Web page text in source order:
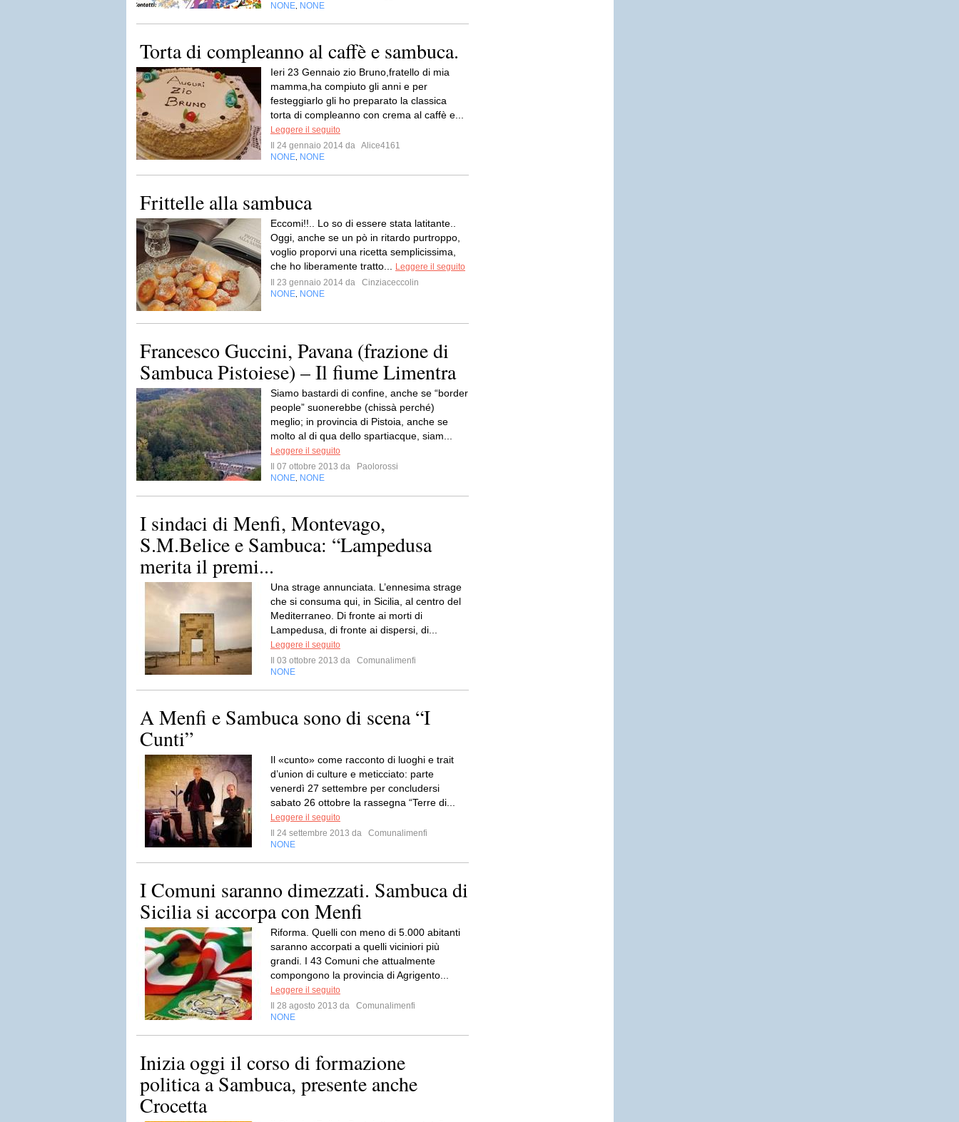
NONE NONE
Torta di compleanno al caffè e sambuca.
Ieri 23 Gennaio zio Bruno,fratello di mia
mamma,ha compiuto gli anni e per
festeggiarlo gli ho preparato la classica
torta di compleanno con crema al caffè e...
Leggere il seguito
Il 24 gennaio 2014 da Alice4161
NONE NONE
Frittelle alla sambuca
Eccomi!!.. Lo so di essere stata latitante..
Oggi, anche se un pò in ritardo purtroppo,
voglio proporvi una ricetta semplicissima,
che ho liberamente tratto...
Leggere il seguito
Il 23 gennaio 2014 da
Cinziaceccolin
NONE NONE
Francesco Guccini, Pavana (frazione di
Sambuca Pistoiese) – Il fiume Limentra
Siamo bastardi di confine, anche se “border
people” suonerebbe (chissà perché)
meglio; in provincia di Pistoia, anche se
molto al di qua dello spartiacque, siam...
Leggere il seguito
Il 07 ottobre 2013 da
Paolorossi
NONE NONE
I sindaci di Menfi, Montevago,
S.M.Belice e Sambuca: “Lampedusa
merita il premi...
Una strage annunciata. L’ennesima strage
che si consuma qui, in Sicilia, al centro del
Mediterraneo. Di fronte ai morti di
Lampedusa, di fronte ai dispersi, di...
Leggere il seguito
Il 03 ottobre 2013 da
Comunalimenfi
NONE
A Menfi e Sambuca sono di scena “I
Cunti”
Il «cunto» come racconto di luoghi e trait
d’union di culture e meticciato: parte
venerdì 27 settembre per concludersi
sabato 26 ottobre la rassegna “Terre di...
Leggere il seguito
Il 24 settembre 2013 da
Comunalimenfi
NONE
I Comuni saranno dimezzati. Sambuca di
Sicilia si accorpa con Menfi
Riforma. Quelli con meno di 5.000 abitanti
saranno accorpati a quelli viciniori più
grandi. I 43 Comuni che attualmente
compongono la provincia di Agrigento...
Leggere il seguito
Il 28 agosto 2013 da
Comunalimenfi
NONE
Inizia oggi il corso di formazione
politica a Sambuca, presente anche
Crocetta